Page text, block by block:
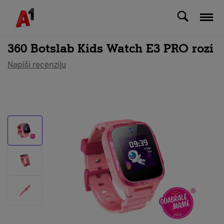
Svi uređaji
360 Botslab Kids Watch E3 PRO rozi
Napiši recenziju